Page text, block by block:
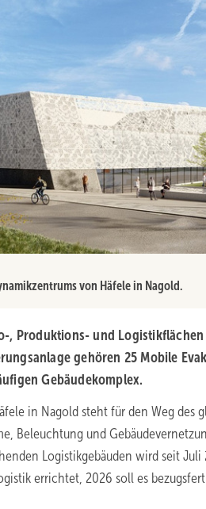
von Häfele in Nagold.
, Produktions- und
gehören 25 Mobile
Gebäudekomplex.
in Nagold steht für den Weg
Beleuchtung und
Logistikgebäuden wird seit
errichtet, 2026 soll es